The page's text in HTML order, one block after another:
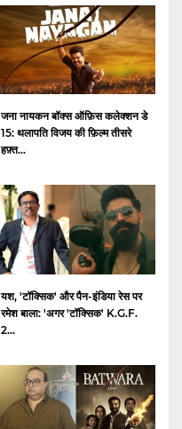
जना नायकन बॉक्स ऑफ़िस कलेक्शन डे
15: थलापति विजय की फ़िल्म तीसरे
हफ़्त...
यश, 'टॉक्सिक' और पैन-इंडिया रेस पर
रमेश बाला: 'अगर 'टॉक्सिक' K.G.F.
2...